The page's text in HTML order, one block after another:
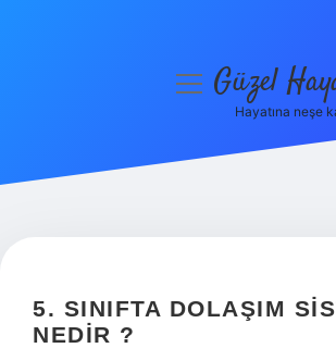
Hakkımızda
menüyüGüzel
Hayatına neşe
5. SINIFTA DOLAŞIM
NEDIR ?